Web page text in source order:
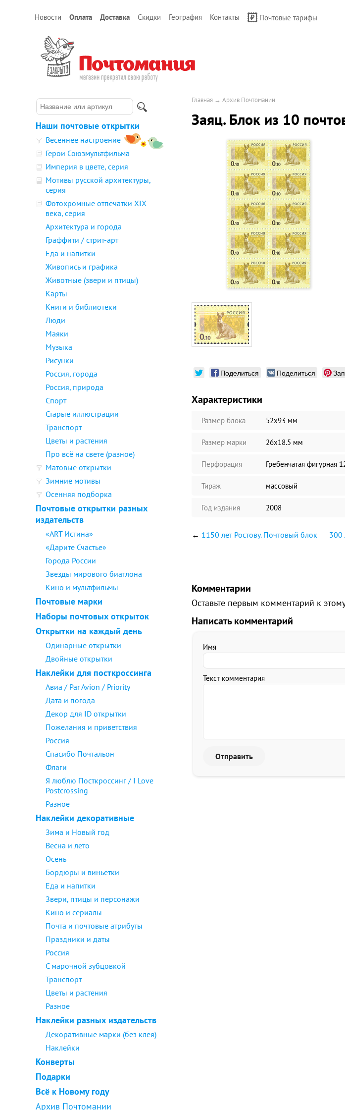
Новости Оплата Доставка Скидки География Контакты Почтовые тарифы
Наши почтовые открытки
Весеннее настроение
Герои Союзмультфильма
Империя в цвете, серия
Мотивы русской архитектуры,
серия
Фотохромные отпечатки XIX
века, серия
Архитектура и города
Граффити / стрит-арт
Еда и напитки
Живопись и графика
Животные (звери и птицы)
Карты
Книги и библиотеки
Люди
Маяки
Музыка
Рисунки
Россия, города
Россия, природа
Спорт
Старые иллюстрации
Транспорт
Цветы и растения
Про всё на свете (разное)
Матовые открытки
Зимние мотивы
Осенняя подборка
Почтовые открытки разных
издательств
«ART Истина»
«Дарите Счастье»
Города России
Звезды мирового биатлона
Кино и мультфильмы
Почтовые марки
Наборы почтовых открыток
Открытки на каждый день
Одинарные открытки
Двойные открытки
Наклейки для посткроссинга
Авиа / Par Avion / Priority
Дата и погода
Декор для ID открытки
Пожелания и приветствия
Россия
Спасибо Почтальон
Флаги
Я люблю Посткроссинг / I Love
Postcrossing
Разное
Наклейки декоративные
Зима и Новый год
Весна и лето
Осень
Бордюры и виньетки
Еда и напитки
Звери, птицы и персонажи
Кино и сериалы
Почта и почтовые атрибуты
Праздники и даты
Россия
С марочной зубцовкой
Транспорт
Цветы и растения
Разное
Наклейки разных издательств
Декоративные марки (без клея)
Наклейки
Конверты
Подарки
Всё к Новому году
Архив Почтомании
Главная → Архив Почтомании
Заяц. Блок из 10
Поделиться Поделиться
Характеристики
Размер блока 52х93 мм
Размер марки 26х18.5 мм
Перфорация Гребенчатая фигурная
Тираж массовый
Год издания 2008
← 1150 лет Ростову. Почтовый блок 300
Комментарии
Оставьте первым комментарий к
Написать комментарий
Имя
Текст комментария